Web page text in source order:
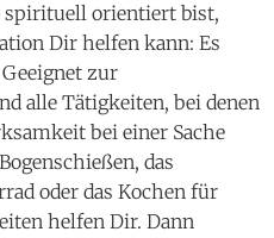
spirituell orientiert bist,
Dir helfen kann: Es
zur
alle Tätigkeiten, bei denen
bei einer Sache
das
oder das Kochen für
helfen Dir. Dann